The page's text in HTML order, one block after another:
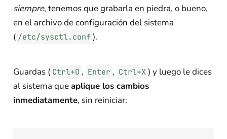
siempre, tenemos que grabarla en piedra, o bueno,
en el archivo de configuración del sistema
( /etc/sysctl.conf ).
Guardas ( Ctrl+O , Enter , Ctrl+X ) y luego le dices
al sistema queaplique los cambios
inmediatamente, sin reiniciar: